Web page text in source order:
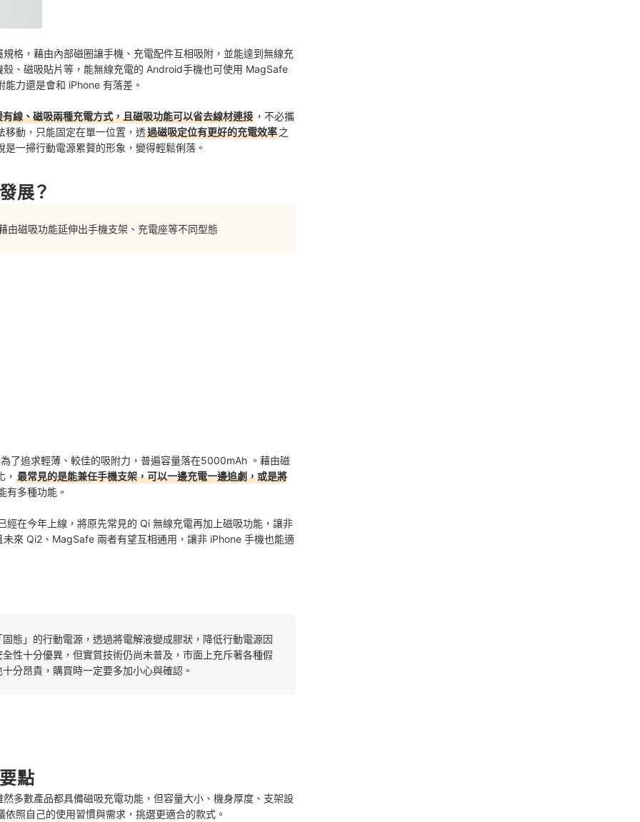
格，藉由內部磁圈讓手機、充電配件互相吸附，並能達到無線充
、磁吸貼片等，能無線充電的 Android手機也可使用 MagSafe
力還是會和 iPhone 有落差。
線、磁吸兩種充電方式，且磁吸功能可以省去線材連接 ，不必攜
移動，只能固定在單一位置，透過磁吸定位有更好的充電效率之
一掃行動電源累贅的形象，變得輕鬆俐落。
展？
由磁吸功能延伸出手機支架、充電座等不同型態
了追求輕薄、較佳的吸附力，普遍容量落在5000mAh 。藉由磁
， 最常見的是能兼任手機支架，可以一邊充電一邊追劇，或是將
有多種功能。
經在今年上線，將原先常見的 Qi 無線充電再加上磁吸功能，讓非
來 Qi2、MagSafe 兩者有望互相通用，讓非 iPhone 手機也能適
態」的行動電源，透過將電解液變成膠狀，降低行動電源因
性十分優異，但實質技術仍尚未普及，市面上充斥著各種假
分昂貴，購買時一定要多加小心與確認。
點
多數產品都具備磁吸充電功能，但容量大小、機身厚度、支架設
照自己的使用習慣與需求，挑選更適合的款式。